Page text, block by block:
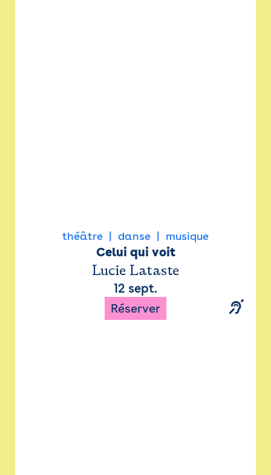
théâtre danse musique
Celui qui voit
Lucie Lataste
12 sept.
Réserver